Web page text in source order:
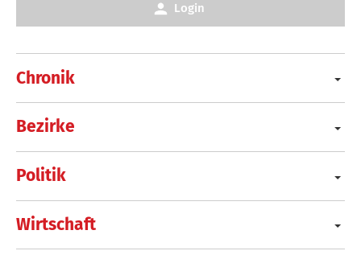
Chronik
Bezirke
Politik
Wirtschaft
Login